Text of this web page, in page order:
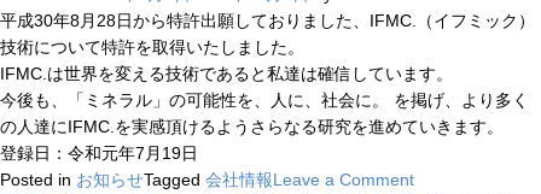
酔
飲
み
平成30年8月28日から特許出願しておりました、IFMC.（イフミック）
技術について特許を取得いたしました。
IFMC.は世界を変える技術であると私達は確信しています。
今後も、「ミネラル」の可能性を、人に、社会に。 を掲げ、より多く
の人達にIFMC.を実感頂けるようさらなる研究を進めていきます。
登録日：令和元年7月19日
Posted in お知らせTagged 会社情報Leave a Commenton